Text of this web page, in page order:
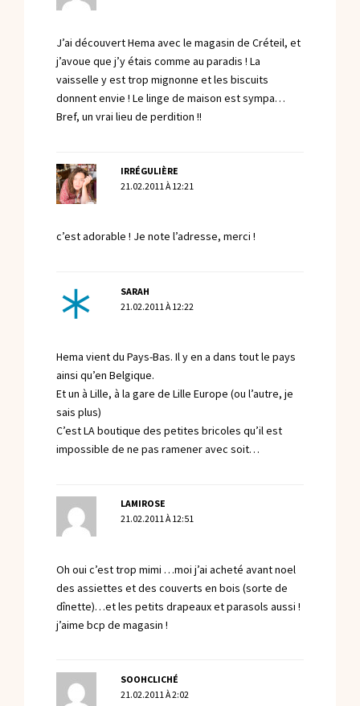
J’ai découvert Hema avec le magasin de Créteil, et
j’avoue que j’y étais comme au paradis ! La
vaisselle y est trop mignonne et les biscuits
donnent envie ! Le linge de maison est sympa…
Bref, un vrai lieu de perdition !!
IRRÉGULIÈRE
21.02.2011 À 12:21
c’est adorable ! Je note l’adresse, merci !
SARAH
21.02.2011 À 12:22
Hema vient du Pays-Bas. Il y en a dans tout le pays
ainsi qu’en Belgique.
Et un à Lille, à la gare de Lille Europe (ou l’autre, je
sais plus)
C’est LA boutique des petites bricoles qu’il est
impossible de ne pas ramener avec soit…
LAMIROSE
21.02.2011 À 12:51
Oh oui c’est trop mimi …moi j’ai acheté avant noel
des assiettes et des couverts en bois (sorte de
dînette)…et les petits drapeaux et parasols aussi !
j’aime bcp de magasin !
SOOHCLICHÉ
21.02.2011 À 2:02